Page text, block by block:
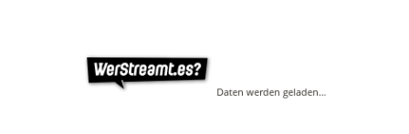
Daten werden geladen…